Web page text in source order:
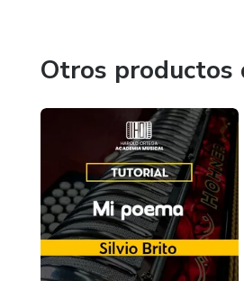
Otros productos